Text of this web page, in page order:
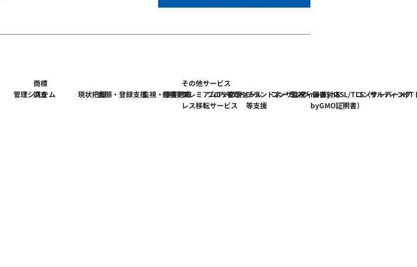
管理システム 現状把握 監視・侵害対応 プロテクション コンサルティング
SSL/TLS（サーバー
証明書）
NFT
商標
調査
出願・登録支援 商標更新 管理ツール 監視・侵害対応 コンサルティング
その他サービス
プレミアムIPv4アド
レス移転サービス
ブランドネーミング
等支援
nomyne
byGMO